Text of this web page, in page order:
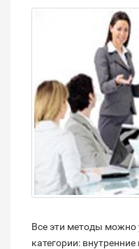
Все эти методы можно
категории: